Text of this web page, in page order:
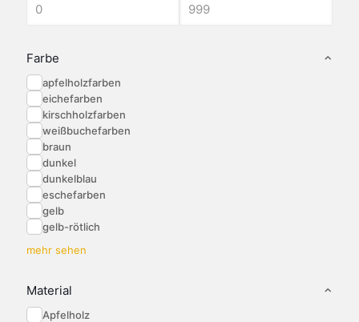
Farbe
apfelholzfarben
eichefarben
kirschholzfarben
weißbuchefarben
braun
dunkel
dunkelblau
eschefarben
gelb
gelb-rötlich
mehr sehen
Material
Apfelholz